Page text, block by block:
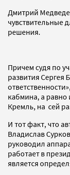
Дмитрий
чувствительные
решения.
Причем судя по
развития Сергея
кабмина, а равно
Кремль, на сей
И тот факт, что
Владислав
руководил
работает в
является